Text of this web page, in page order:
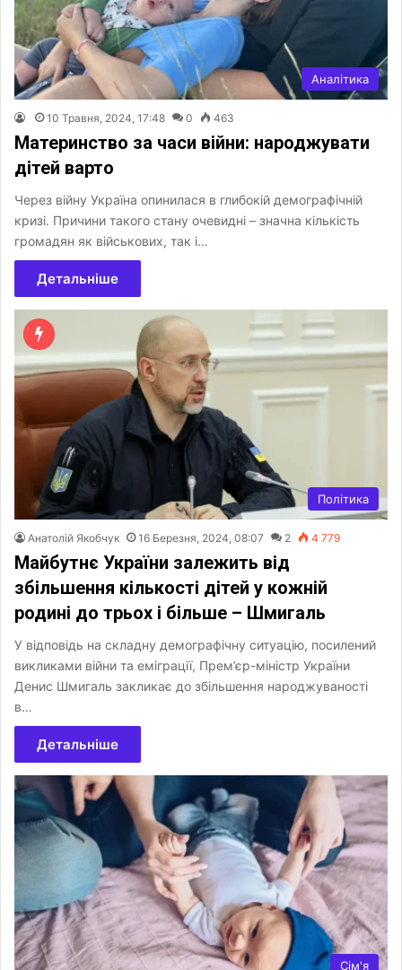
Аналітика
10 Травня, 2024, 17:48 0 463
Материнство за часи війни: народжувати
дітей варто
Через війну Україна опинилася в глибокій демографічній
кризі. Причини такого стану очевидні – значна кількість
громадян як військових, так і…
Детальніше
Політика
Анатолій Якобчук 16 Березня, 2024, 08:07 2 4 779
Майбутнє України залежить від
збільшення кількості дітей у кожній
родині до трьох і більше – Шмигаль
У відповідь на складну демографічну ситуацію, посилений
викликами війни та еміграції, Прем’єр-міністр України
Денис Шмигаль закликає до збільшення народжуваності
в…
Детальніше
Сім'я